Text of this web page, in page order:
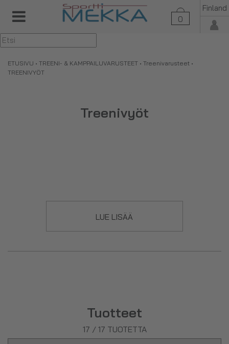
0
Finland
▼
ETUSIVU • TREENI- & KAMPPAILUVARUSTEET • Treenivarusteet •
TREENIVYÖT
Treenivyöt
LUE LISÄÄ
Tuotteet
17 / 17 TUOTETTA